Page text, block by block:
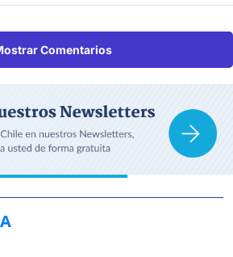
Comentarios